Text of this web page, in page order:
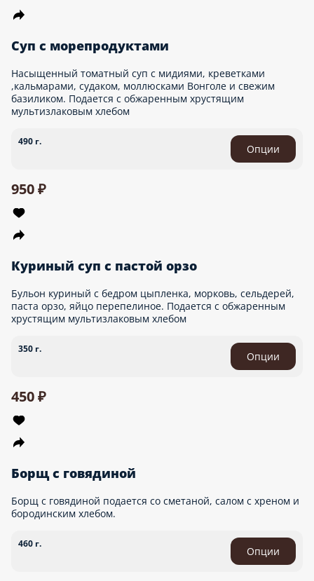
Суп с морепродуктами
Насыщенный томатный суп с мидиями, креветками
,кальмарами, судаком, моллюсками Вонголе и свежим
базиликом. Подается с обжаренным хрустящим
мультизлаковым хлебом
490 г.
Опции
950 ₽
Куриный суп с пастой орзо
Бульон куриный с бедром цыпленка, морковь, сельдерей,
паста орзо, яйцо перепелиное. Подается с обжаренным
хрустящим мультизлаковым хлебом
350 г.
Опции
450 ₽
Борщ с говядиной
Борщ с говядиной подается со сметаной, салом с хреном и
бородинским хлебом.
460 г.
Опции